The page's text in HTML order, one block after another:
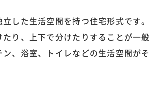
した生活空間を持つ住宅形式です。
り、上下で分けたりすることが一般
、浴室、トイレなどの生活空間がそ